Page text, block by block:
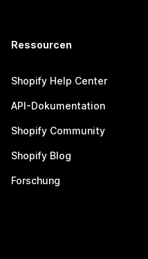
Ressourcen
Shopify Help Center
API-Dokumentation
Shopify Community
Shopify Blog
Forschung